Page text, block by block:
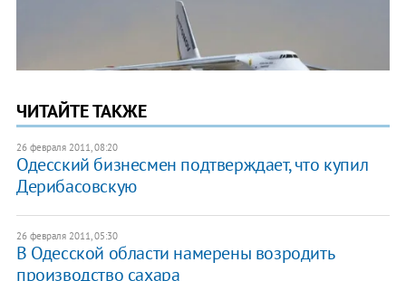
ЧИТАЙТЕ ТАКЖЕ
26 февраля 2011, 08:20
Одесский бизнесмен подтверждает, что купил
Дерибасовскую
26 февраля 2011, 05:30
В Одесской области намерены возродить
производство сахара